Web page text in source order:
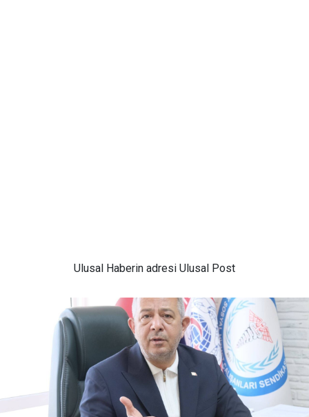
Ulusal Haberin adresi Ulusal Post